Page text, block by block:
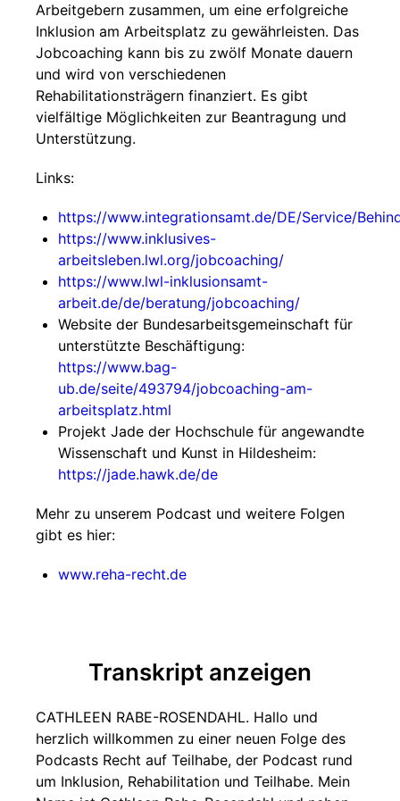
Arbeitgebern zusammen, um eine erfolgreiche
Inklusion am Arbeitsplatz zu gewährleisten. Das
Jobcoaching kann bis zu zwölf Monate dauern
und wird von verschiedenen
Rehabilitationsträgern finanziert. Es gibt
vielfältige Möglichkeiten zur Beantragung und
Unterstützung.
Links:
https://www.integrationsamt.de/DE/Service/
https://www.inklusives-
arbeitsleben.lwl.org/jobcoaching/
https://www.lwl-inklusionsamt-
arbeit.de/de/beratung/jobcoaching/
Website der Bundesarbeitsgemeinschaft für
unterstützte Beschäftigung:
https://www.bag-
ub.de/seite/493794/jobcoaching-am-
arbeitsplatz.html
Projekt Jade der Hochschule für angewandte
Wissenschaft und Kunst in Hildesheim:
https://jade.hawk.de/de
Mehr zu unserem Podcast und weitere Folgen
gibt es hier:
www.reha-recht.de
Transkript anzeigen
CATHLEEN RABE-ROSENDAHL. Hallo und
herzlich willkommen zu einer neuen Folge des
Podcasts Recht auf Teilhabe, der Podcast rund
um Inklusion, Rehabilitation und Teilhabe. Mein